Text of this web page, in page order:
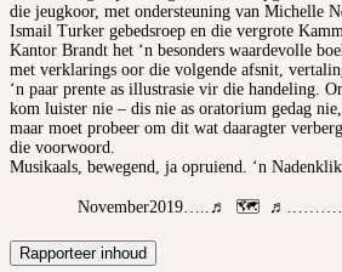
die jeugkoor, met ondersteuning van Michelle
Ismail Turker gebedsroep en die vergrote
Kantor Brandt het ‘n besonders waardevolle
met verklarings oor die volgende afsnit,
‘n paar prente as illustrasie vir die handeling.
kom luister nie – dis nie as oratorium gedag
maar moet probeer om dit wat daaragter
die voorwoord.
Musikaals, bewegend, ja opruiend. ‘n
November2019…..♬ 🗺
Rapporteer inhoud